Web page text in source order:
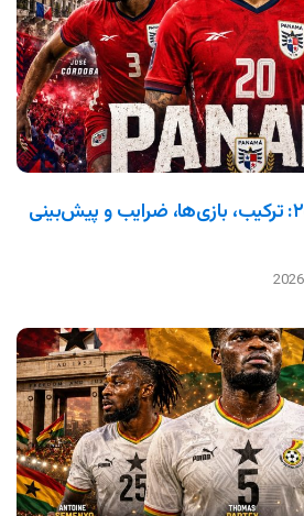
پاناما در جام جهانی ۲۰۲۶: ترکیب، بازی‌ها، ضرایب و پیش‌بینی